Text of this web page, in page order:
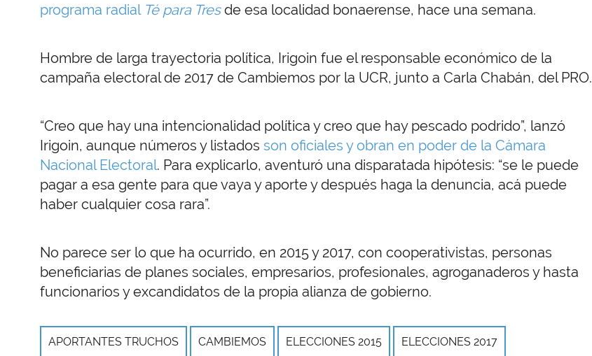
programa radial Té para Tresde esa localidad bonaerense, hace una semana.
Hombre de larga trayectoria política, Irigoin fue el responsable económico de la
campaña electoral de 2017 de Cambiemos por la UCR, junto a Carla Chabán, del PRO.
“Creo que hay una intencionalidad política y creo que hay pescado podrido”, lanzó
Irigoin, aunque números y listados son oficiales y obran en poder de la Cámara
Nacional Electoral. Para explicarlo, aventuró una disparatada hipótesis: “se le puede
pagar a esa gente para que vaya y aporte y después haga la denuncia, acá puede
haber cualquier cosa rara”.
No parece ser lo que ha ocurrido, en 2015 y 2017, con cooperativistas, personas
beneficiarias de planes sociales, empresarios, profesionales, agroganaderos y hasta
funcionarios y excandidatos de la propia alianza de gobierno.
APORTANTES TRUCHOS CAMBIEMOS ELECCIONES 2015 ELECCIONES 2017